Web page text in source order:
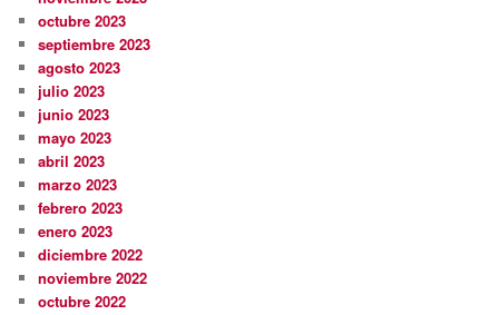
octubre 2023
septiembre 2023
agosto 2023
julio 2023
junio 2023
mayo 2023
abril 2023
marzo 2023
febrero 2023
enero 2023
diciembre 2022
noviembre 2022
octubre 2022